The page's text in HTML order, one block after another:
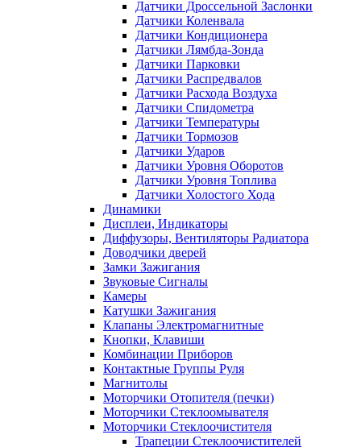
Датчики Дроссельной Заслонки
Датчики Коленвала
Датчики Кондиционера
Датчики Лямбда-Зонда
Датчики Парковки
Датчики Распредвалов
Датчики Расхода Воздуха
Датчики Спидометра
Датчики Температуры
Датчики Тормозов
Датчики Ударов
Датчики Уровня Оборотов
Датчики Уровня Топлива
Датчики Холостого Хода
Динамики
Дисплеи, Индикаторы
Диффузоры, Вентиляторы Радиатора
Доводчики дверей
Замки Зажигания
Звуковые Сигналы
Камеры
Катушки Зажигания
Клапаны Электромагнитные
Кнопки, Клавиши
Комбинации Приборов
Контактные Группы Руля
Магнитолы
Моторчики Отопителя (печки)
Моторчики Стеклоомывателя
Моторчики Стеклоочистителя
Трапеции Стеклоочистителей